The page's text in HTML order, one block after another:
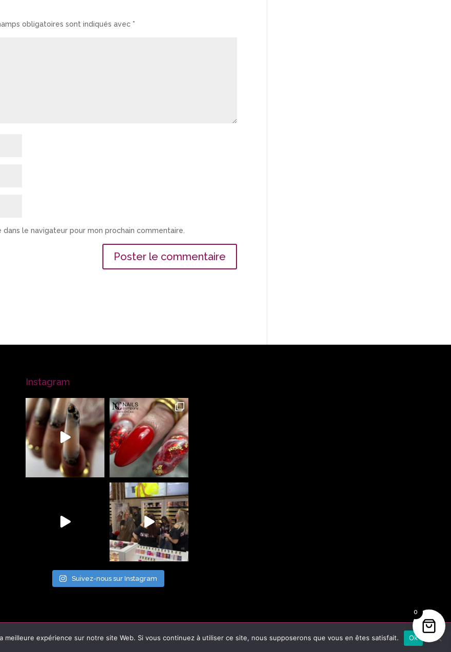
obligatoires sont indiqués avec *
le navigateur pour mon prochain commentaire.
Instagram
Suivez-nous sur Instagram
0
expérience sur notre site Web. Si vous continuez à utiliser ce site, nous supposerons que vous en êtes satisfait. Ok